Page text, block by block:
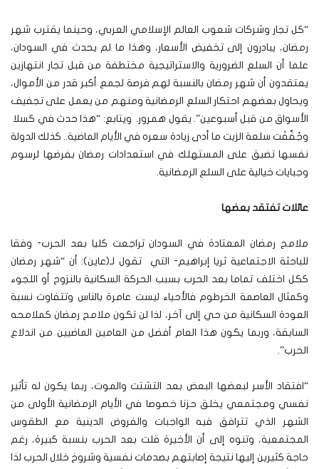
“كل تجار وشركات شعوب العالم الإسلامي العربي، وحينما يقترب شهر
رمضان، يبادرون إلى تخفيض الأسعار، وهذا ما لم يحدث في السودان،
علما أن السلع الضرورية والاستراتيجية مختطفة من قبل تجار انتهازين
يعتقدون أن شهر رمضان بالنسبة لهم فرصة لجمع أكبر قدر من الأموال،
ويحاول بعضهم احتكار السلع الرمضانية ومنهم من يعمل على تجفيف
الأسواق من قبل أسبوعين”. يقول همرور. ويتابع: “هذا حدث في كسلا
وجُفِّفَت سلعة الزيت ما أدى زيادة سعره في الأيام الماضية.. كذلك الدولة
نفسها تضيق على المستهلك في استعدادات رمضان بفرضها لرسوم
وجبايات خيالية على السلع الرمضانية.
عائلات تفتقد بعضها
ملامح رمضان المعتادة في السودان تراجعت كليا بعد الحرب- وفقا
للباحثة الاجتماعية ثريا إبراهيم- التي تقول لـ(عاين): أن “شهر رمضان
ككل اختلف تماما بعد الحرب بسبب الحركة السكانية بالنزوح أو اللجوء
وكمثال العاصمة الخرطوم فالأحياء ليست عامرة بالناس وتتفاوت نسبة
العودة السكانية من حي إلى آخر، لذا لن تكون ملامح رمضان كملامحه
السابقة، وربما يكون هذا العام أفضل من العامين الماضيين من اندلاع
الحرب”.
“افتقاد الأسر لبعضها البعض بعد التشتت والموت، ربما يكون له تأثير
نفسي ومجتمعي يخلق حزنا خصوصا في الأيام الرمضانية الأولى من
الشهر الذي تترافق فيه الواجبات والفروض الدينية مع الطقوس
المجتمعية، وتنوه إلى أن الأخيرة قلت بعد الحرب بنسبة كبيرة، رغم
حاجة كثيرين إليها نتيجة إصابتهم بصدمات نفسية وشروخ خلال الحرب لذا